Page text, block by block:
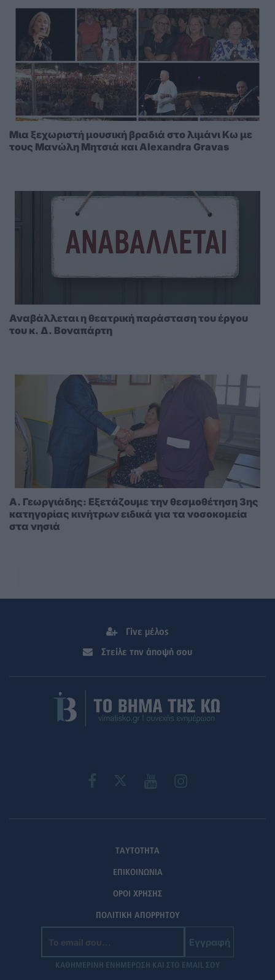
Μια ξεχωριστή μουσική βραδιά στο λιμάνι Κω με
τους Μανώλη Μητσιά και Alexandra Gravas
Αναβάλλεται η θεατρική παράσταση του έργου
του κ. Δ. Βοναπάρτη
A. Γεωργιάδης: Eξετάζουμε την θεσμοθέτηση 3ης
κατηγορίας κινήτρων ειδικά για τα νοσοκομεία
στα νησιά
Γίνε μέλος
Στείλε την άποψή σου
ΤΑΥΤΟΤΗΤΑ
ΕΠΙΚΟΙΝΩΝΙΑ
ΟΡΟΙ ΧΡΗΣΗΣ
ΠΟΛΙΤΙΚΗ ΑΠΟΡΡΗΤΟΥ
Εγγραφή
ΚΑΘΗΜΕΡΙΝΗ ΕΝΗΜΕΡΩΣΗ ΚΑΙ ΣΤΟ EMAIL ΣΟΥ